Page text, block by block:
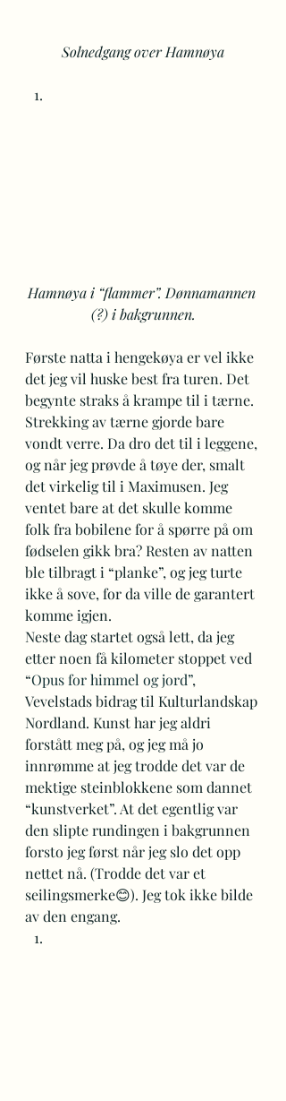
Solnedgang over Hamnøya
Hamnøya i “flammer”. Dønnamannen
(?) i bakgrunnen.
Første natta i hengekøya er vel ikke
det jeg vil huske best fra turen. Det
begynte straks å krampe til i tærne.
Strekking av tærne gjorde bare
vondt verre. Da dro det til i leggene,
og når jeg prøvde å tøye der, smalt
det virkelig til i Maximusen. Jeg
ventet bare at det skulle komme
folk fra bobilene for å spørre på om
fødselen gikk bra? Resten av natten
ble tilbragt i “planke”, og jeg turte
ikke å sove, for da ville de garantert
komme igjen.
Neste dag startet også lett, da jeg
etter noen få kilometer stoppet ved
“Opus for himmel og jord”,
Vevelstads bidrag til Kulturlandskap
Nordland. Kunst har jeg aldri
forstått meg på, og jeg må jo
innrømme at jeg trodde det var de
mektige steinblokkene som dannet
“kunstverket”. At det egentlig var
den slipte rundingen i bakgrunnen
forsto jeg først når jeg slo det opp
nettet nå. (Trodde det var et
seilingsmerke😊). Jeg tok ikke bilde
av den engang.